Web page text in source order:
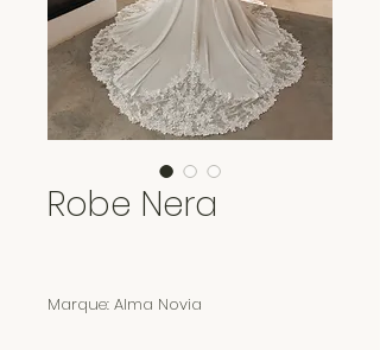
Robe Nera
Marque: Alma Novia